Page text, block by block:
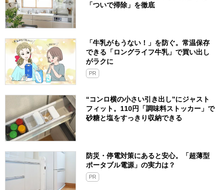
「ついで掃除」を徹底
「牛乳がもうない！」を防ぐ。常温保存
できる「ロングライフ牛乳」で買い出し
がラクに
PR
“コンロ横の小さい引き出し”にジャスト
フィット。110円「調味料ストッカー」で
砂糖と塩をすっきり収納できる
防災・停電対策にあると安心。「超薄型
ポータブル電源」の実力は？​
PR